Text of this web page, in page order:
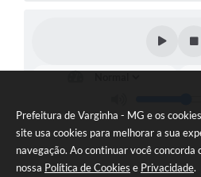
Prefeitura de Varginha - MG e os
site usa cookies para melhorar a sua
navegação. Ao continuar você concorda
nossa Política de Cookies e Privacidade.